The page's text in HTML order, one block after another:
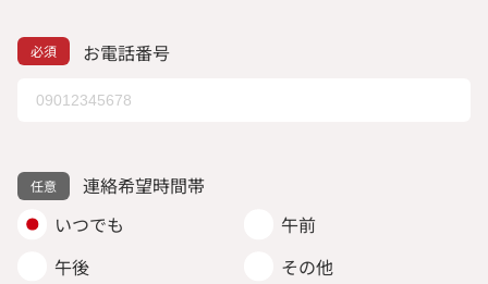
お電話番号
連絡希望時間帯
いつでも
午前
午後
その他